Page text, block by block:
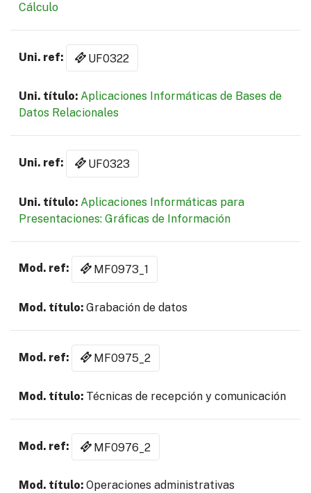
Cálculo
UF0322
Aplicaciones Informáticas de Bases de
Datos Relacionales
UF0323
Aplicaciones Informáticas para
Presentaciones: Gráficas de Información
MF0973_1
Grabación de datos
MF0975_2
Técnicas de recepción y comunicación
MF0976_2
Operaciones administrativas